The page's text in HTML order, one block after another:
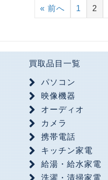
« 前へ 1 2
買取品目一覧
パソコン
映像機器
オーディオ
カメラ
携帯電話
キッチン家電
給湯・給水家電
洗濯・清掃家電